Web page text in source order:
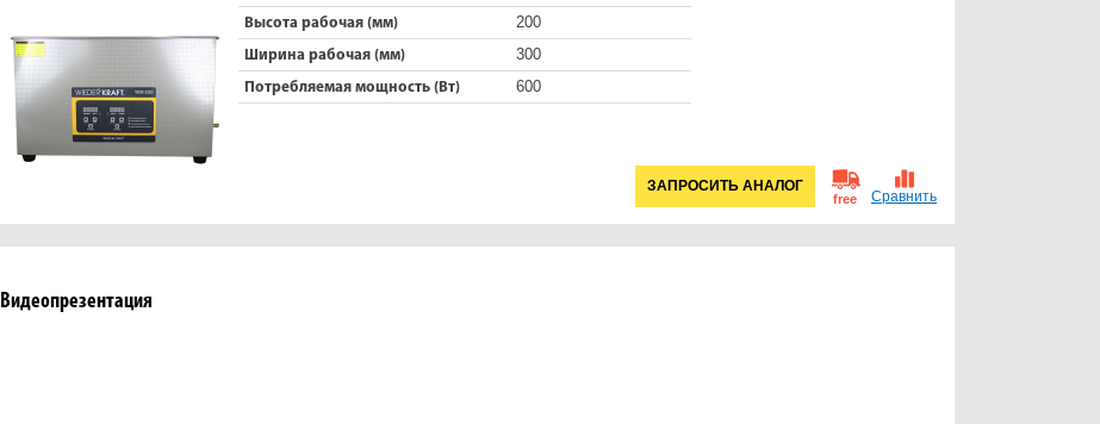
Сравнить
Высота рабочая (мм) 200
Ширина рабочая (мм) 300
Потребляемая мощность (Вт) 600
ЗАПРОСИТЬ АНАЛОГ
free
Видеопрезентация